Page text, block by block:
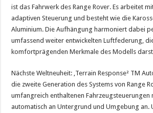
ist das Fahrwerk des Range Rover. Es arbeitet
adaptiven Steuerung und besteht wie die
Aluminium. Die Aufhängung harmoniert dabei
umfassend weiter entwickelten Luftfederung,
komfortprägenden Merkmale des Modells
Nächste Weltneuheit: ‚Terrain Response² TM
die zweite Generation des Systems von Range
umfangreich enthaltenen Fahrzeugsteuerungen
automatisch an Untergrund und Umgebung